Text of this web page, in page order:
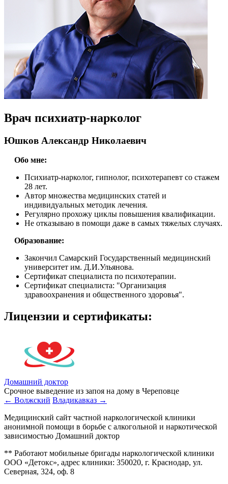
Врач психиатр-нарколог
Юшков Александр Николаевич
Обо мне:
Психиатр-нарколог, гипнолог, психотерапевт со стажем
28 лет.
Автор множества медицинских статей и
индивидуальных методик лечения.
Регулярно прохожу циклы повышения квалификации.
Не отказываю в помощи даже в самых тяжелых случаях.
Образование:
Закончил Самарский Государственный медицинский
университет им. Д.И.Ульянова.
Сертификат специалиста по психотерапии.
Сертификат специалиста: "Организация
здравоохранения и общественного здоровья".
Лицензии и сертификаты:
Домашний доктор
Срочное выведение из запоя на дому в Череповце
← Волжский Владикавказ →
Медицинский сайт частной наркологической клиники
анонимной помощи в борьбе с алкогольной и наркотической
зависимостью Домашний доктор
** Работают мобильные бригады наркологической клиники
ООО «Детокс», адрес клиники: 350020, г. Краснодар, ул.
Северная, 324, оф. 8